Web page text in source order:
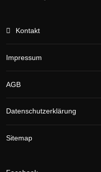
Kontakt
Impressum
AGB
Datenschutzerklärung
Sitemap